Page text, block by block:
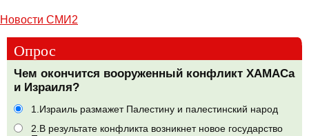
Новости СМИ2
Опрос
Чем окончится вооруженный конфликт ХАМАСа
и Израиля?
1.Израиль размажет Палестину и палестинский народ
2.В результате конфликта возникнет новое государство